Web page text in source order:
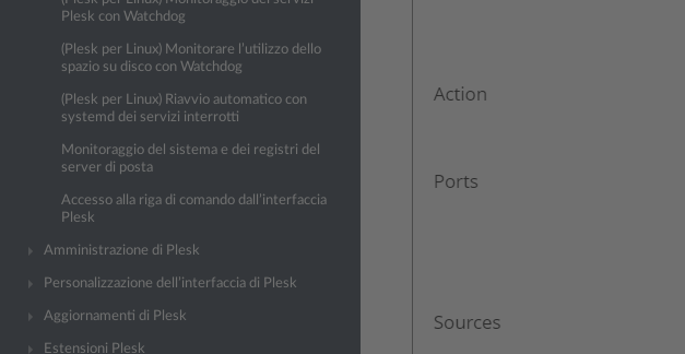
Plesk con Watchdog
(Plesk per Linux) Monitorare l’utilizzo dello
spazio su disco con Watchdog
(Plesk per Linux) Riavvio automatico con
systemd dei servizi interrotti
Monitoraggio del sistema e dei registri del
server di posta
Accesso alla riga di comando dall’interfaccia
Plesk
Amministrazione di Plesk
Personalizzazione dell’interfaccia di Plesk
Aggiornamenti di Plesk
Estensioni Plesk